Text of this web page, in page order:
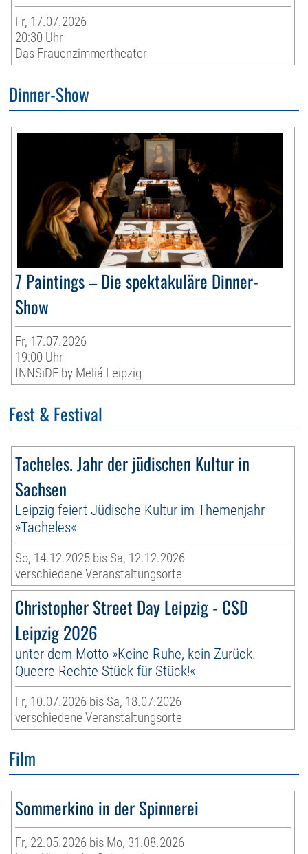
Fr, 17.07.2026
20:30 Uhr
Das Frauenzimmertheater
Dinner-Show
7 Paintings – Die spektakuläre Dinner-
Show
Fr, 17.07.2026
19:00 Uhr
INNSiDE by Meliá Leipzig
Fest & Festival
Tacheles. Jahr der jüdischen Kultur in
Sachsen
Leipzig feiert Jüdische Kultur im Themenjahr
»Tacheles«
So, 14.12.2025 bis Sa, 12.12.2026
verschiedene Veranstaltungsorte
Christopher Street Day Leipzig - CSD
Leipzig 2026
unter dem Motto »Keine Ruhe, kein Zurück.
Queere Rechte Stück für Stück!«
Fr, 10.07.2026 bis Sa, 18.07.2026
verschiedene Veranstaltungsorte
Film
Sommerkino in der Spinnerei
Fr, 22.05.2026 bis Mo, 31.08.2026